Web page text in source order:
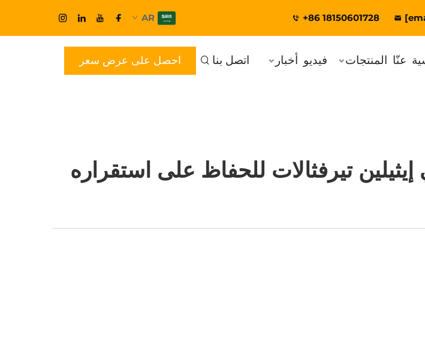
+86 18150601728
AR
عنّا المنتجات فيديو أخبار اتصل بنا احصل على عرض سعر
تيرفثالات للحفاظ على استقراره